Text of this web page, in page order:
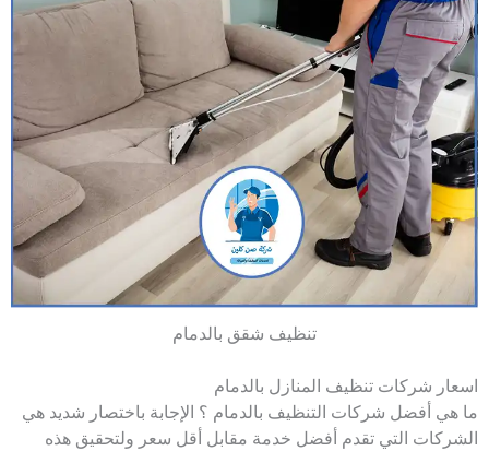
تنظيف شقق بالدمام
اسعار شركات تنظيف المنازل بالدمام
ما هي أفضل شركات التنظيف بالدمام ؟ الإجابة باختصار شديد هي
الشركات التي تقدم أفضل خدمة مقابل أقل سعر ولتحقيق هذه